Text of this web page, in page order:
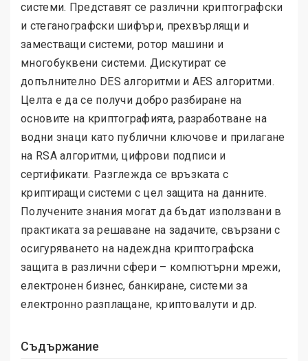
системи. Представят се различни криптографски
и стеганографски шифъри, прехвърлящи и
заместващи системи, ротор машини и
многобуквени системи. Дискутират се
допълнително DES алгоритми и AES алгоритми.
Целта е да се получи добро разбиране на
основите на криптографията, разработване на
водни знаци като публични ключове и прилагане
на RSA алгоритми, цифрови подписи и
сертификати. Разглежда се връзката с
криптиращи системи с цел защита на данните.
Получените знания могат да бъдат използвани в
практиката за решаване на задачите, свързани с
осигуряването на надеждна криптографска
защита в различни сфери – компютърни мрежи,
електронен бизнес, банкиране, системи за
електронно разплащане, криптовалути и др.
Съдържание